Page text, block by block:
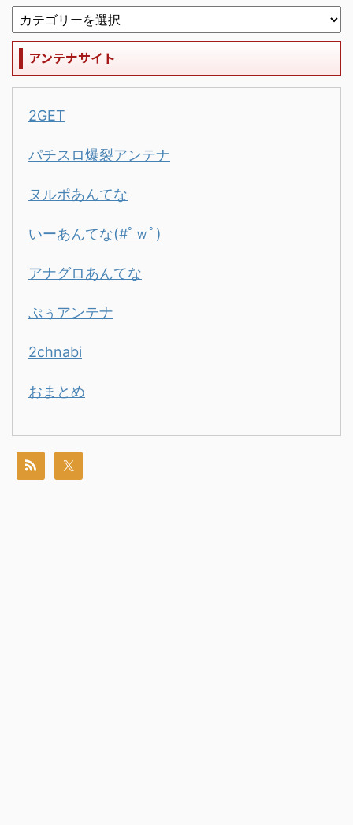
アンテナサイト
2GET
パチスロ爆裂アンテナ
ヌルポあんてな
いーあんてな(#ﾟｗﾟ)
アナグロあんてな
ぷぅアンテナ
2chnabi
おまとめ